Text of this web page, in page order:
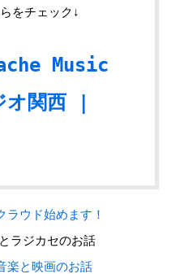
をチェック↓
Music
関西 |
ラウド始めます！
ラジカセのお話
楽と映画のお話